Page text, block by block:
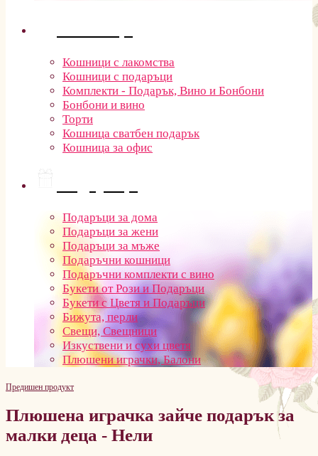
Кошници с лакомства
Кошници с подаръци
Комплекти - Подарък, Вино и Бонбони
Бонбони и вино
Торти
Кошница сватбен подарък
Кошница за офис
Подаръци за дома
Подаръци за жени
Подаръци за мъже
Подаръчни кошници
Подаръчни комплекти с вино
Букети от Рози и Подаръци
Букети с Цветя и Подаръци
Бижута, перли
Свещи, Свещници
Изкуствени и сухи цветя
Плюшени играчки, Балони
Предишен продукт
Плюшена играчка зайче подарък за
малки деца - Нели